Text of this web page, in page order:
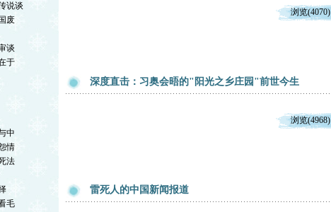
说谈
废
谈
于
中
情
法
毛
浏览(4070)
深度直击：习奥会晤的"阳光之乡庄园"前世今生
浏览(4968)
雷死人的中国新闻报道